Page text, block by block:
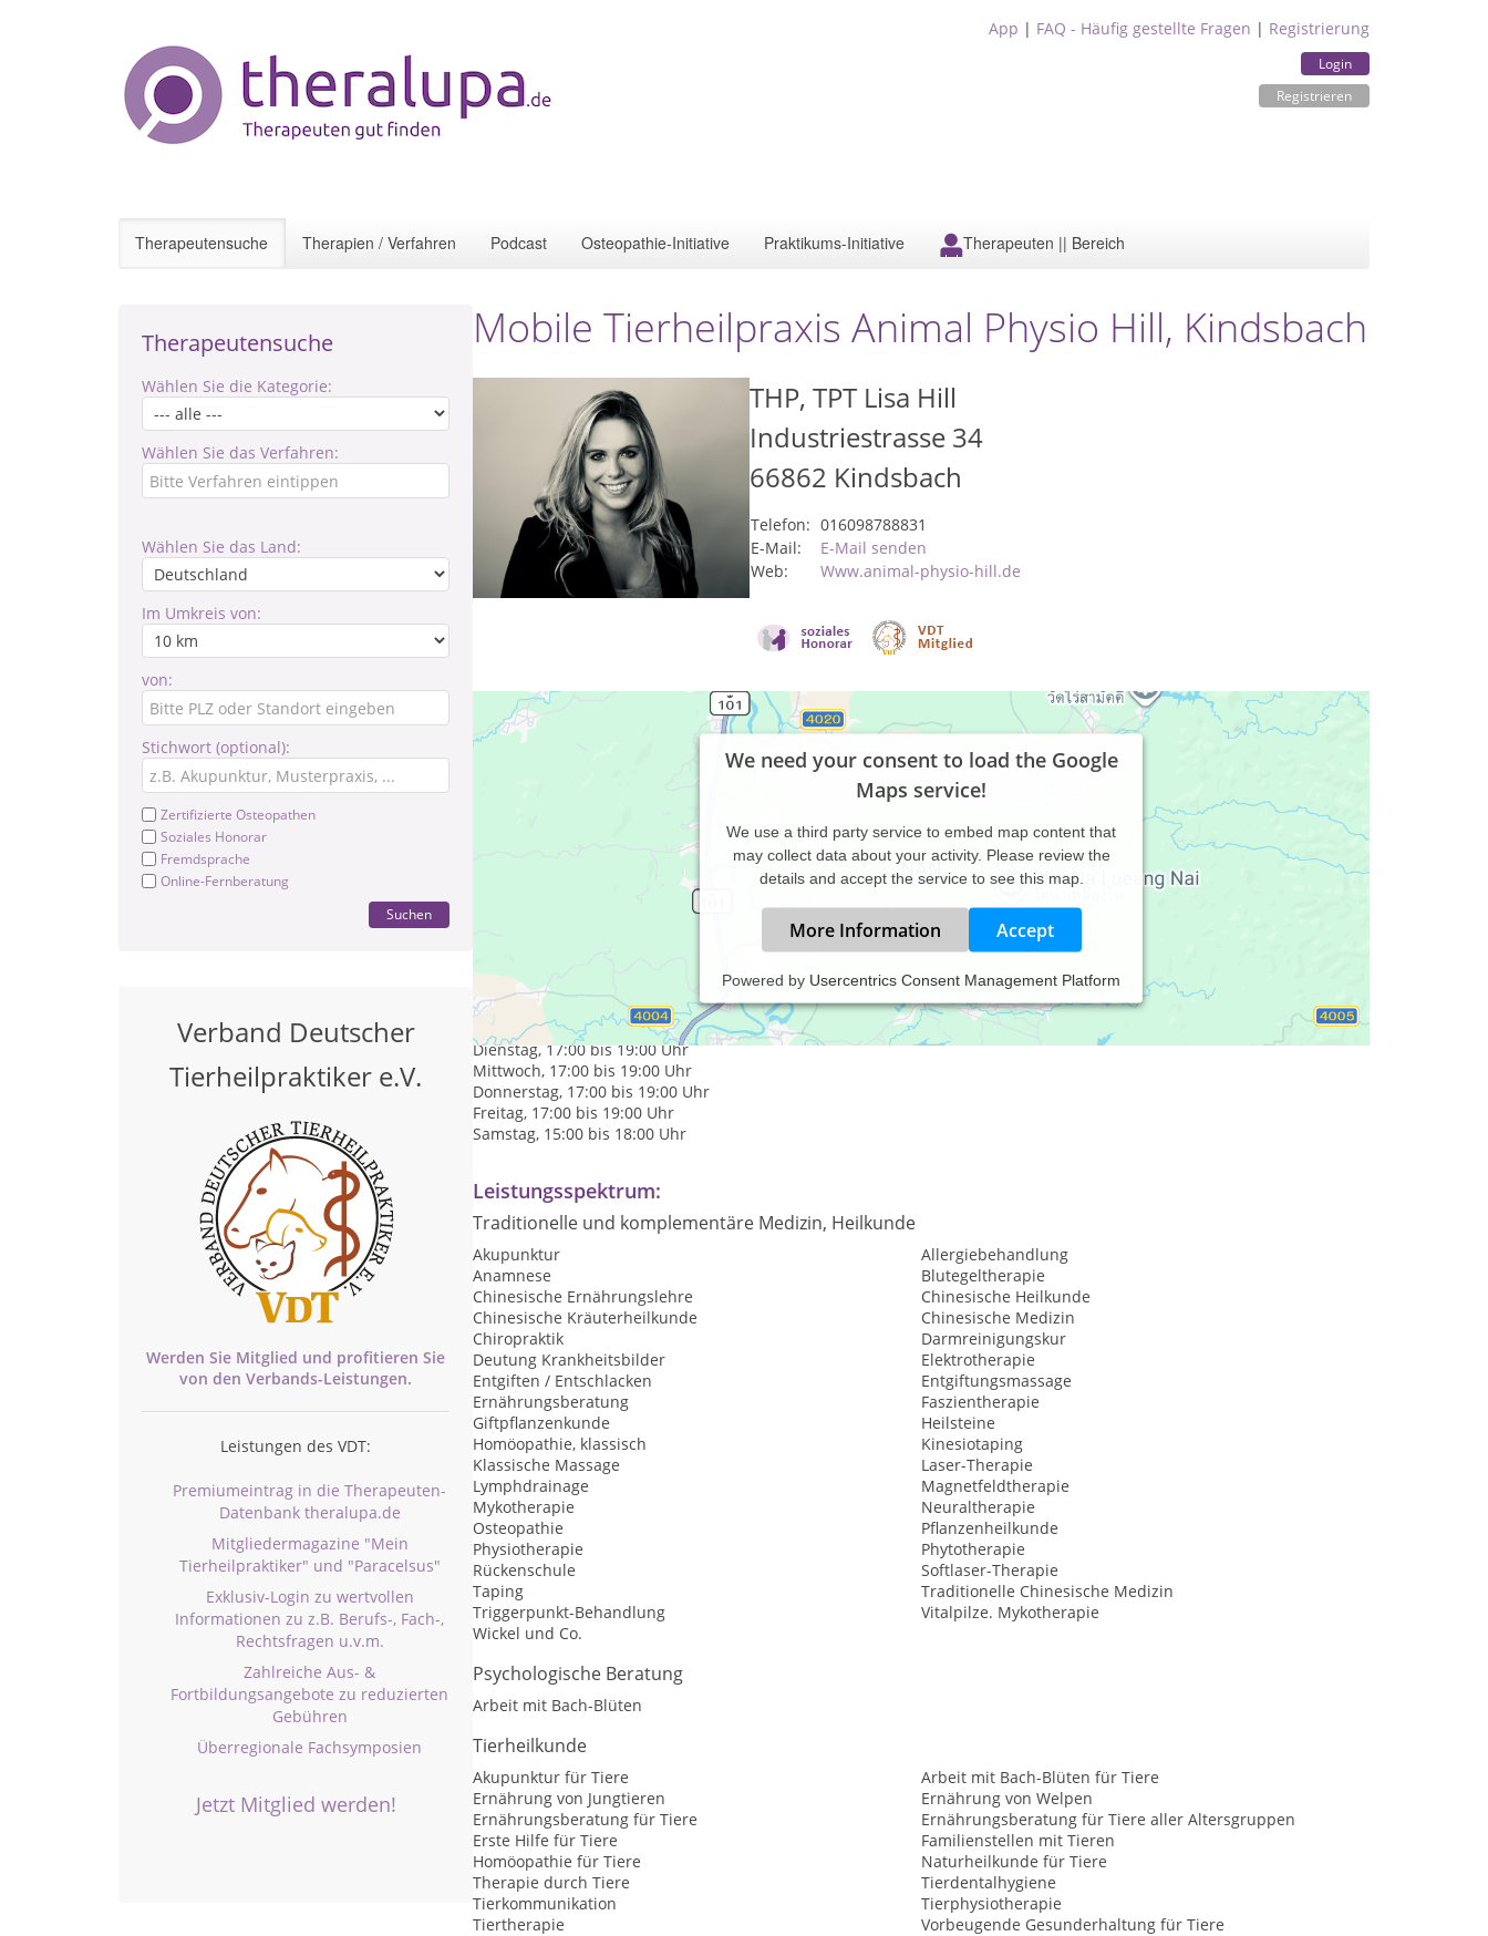
App | FAQ - Häufig gestellte Fragen | Registrierung
Login
Registrieren
Therapeutensuche Therapien / Verfahren Podcast Osteopathie-Initiative Praktikums-Initiative Therapeuten || Bereich
Therapeutensuche
Wählen Sie die Kategorie:
Wählen Sie das Verfahren:
Wählen Sie das Land:
Im Umkreis von:
von:
Stichwort (optional):
Zertifizierte Osteopathen
Soziales Honorar
Fremdsprache
Online-Fernberatung
Suchen
Verband Deutscher
Tierheilpraktiker e.V.
Werden Sie Mitglied und profitieren Sie
von den Verbands-Leistungen.
Leistungen des VDT:
Premiumeintrag in die Therapeuten-
Datenbank theralupa.de
Mitgliedermagazine "Mein
Tierheilpraktiker" und "Paracelsus"
Exklusiv-Login zu wertvollen
Informationen zu z.B. Berufs-, Fach-,
Rechtsfragen u.v.m.
Zahlreiche Aus- &
Fortbildungsangebote zu reduzierten
Gebühren
Überregionale Fachsymposien
Jetzt Mitglied werden!
Mobile Tierheilpraxis Animal Physio Hill, Kindsbach
THP, TPT Lisa Hill
Industriestrasse 34
66862 Kindsbach
Telefon: 016098788831
E-Mail:
E-Mail senden
Web:
Www.animal-physio-hill.de
We need your consent to load the Google
Maps service!
We use a third party service to embed map content that
may collect data about your activity. Please review the
details and accept the service to see this map.
More Information Accept
Powered by Usercentrics Consent Management Platform
Praxiszeiten:
Montag, 17:00 bis 19:00 Uhr
Dienstag, 17:00 bis 19:00 Uhr
Mittwoch, 17:00 bis 19:00 Uhr
Donnerstag, 17:00 bis 19:00 Uhr
Freitag, 17:00 bis 19:00 Uhr
Samstag, 15:00 bis 18:00 Uhr
Leistungsspektrum:
Traditionelle und komplementäre Medizin, Heilkunde
Akupunktur
Allergiebehandlung
Anamnese
Blutegeltherapie
Chinesische Ernährungslehre
Chinesische Heilkunde
Chinesische Kräuterheilkunde
Chinesische Medizin
Chiropraktik
Darmreinigungskur
Deutung Krankheitsbilder
Elektrotherapie
Entgiften / Entschlacken
Entgiftungsmassage
Ernährungsberatung
Faszientherapie
Giftpflanzenkunde
Heilsteine
Homöopathie, klassisch
Kinesiotaping
Klassische Massage
Laser-Therapie
Lymphdrainage
Magnetfeldtherapie
Mykotherapie
Neuraltherapie
Osteopathie
Pflanzenheilkunde
Physiotherapie
Phytotherapie
Rückenschule
Softlaser-Therapie
Taping
Traditionelle Chinesische Medizin
Triggerpunkt-Behandlung
Vitalpilze. Mykotherapie
Wickel und Co.
Psychologische Beratung
Arbeit mit Bach-Blüten
Tierheilkunde
Akupunktur für Tiere
Arbeit mit Bach-Blüten für Tiere
Ernährung von Jungtieren
Ernährung von Welpen
Ernährungsberatung für Tiere
Ernährungsberatung für Tiere aller Altersgruppen
Erste Hilfe für Tiere
Familienstellen mit Tieren
Homöopathie für Tiere
Naturheilkunde für Tiere
Therapie durch Tiere
Tierdentalhygiene
Tierkommunikation
Tierphysiotherapie
Tiertherapie
Vorbeugende Gesunderhaltung für Tiere